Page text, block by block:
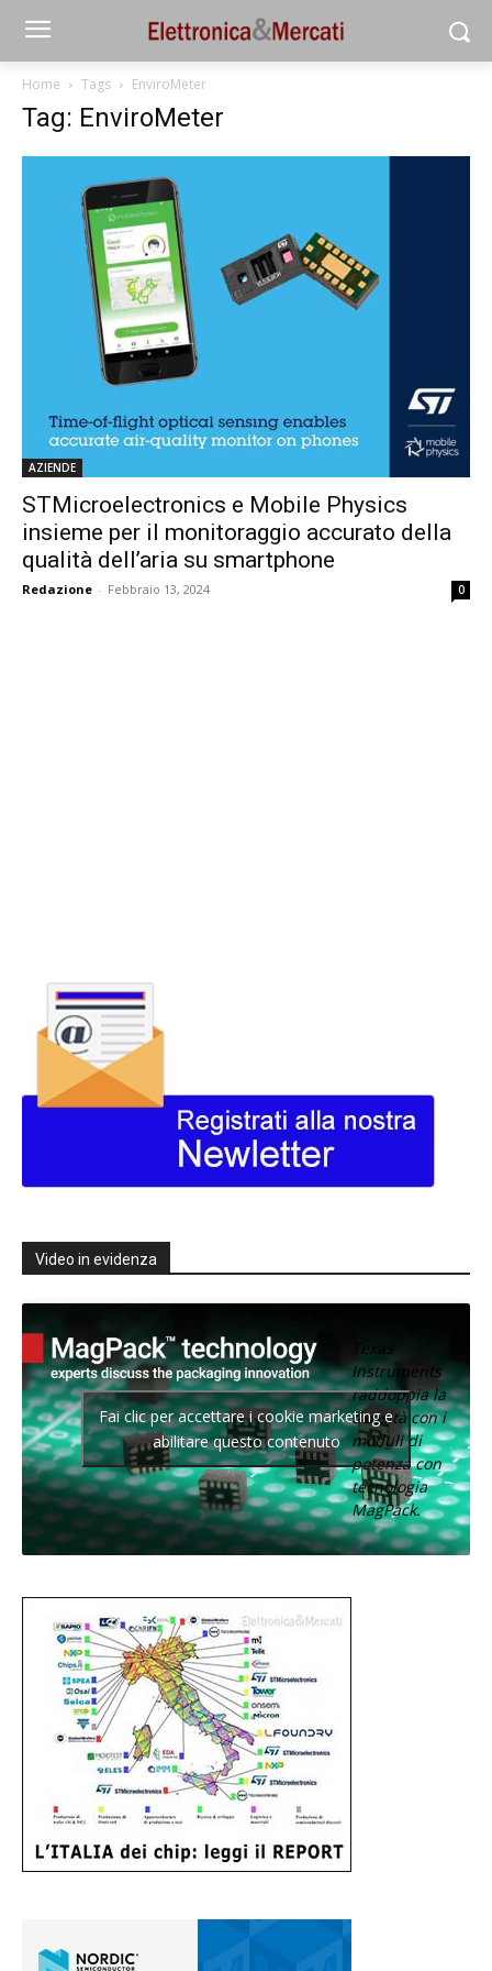
Home Tags EnviroMeter
Tag: EnviroMeter
AZIENDE
STMicroelectronics e Mobile Physics
insieme per il monitoraggio accurato della
qualità dell’aria su smartphone
Redazione - Febbraio 13, 2024 0
Video in evidenza
Texas
Instruments
raddoppia la
densità con i
moduli di
potenza con
tecnologia
MagPack.
Fai clic per accettare i cookie marketing e
abilitare questo contenuto